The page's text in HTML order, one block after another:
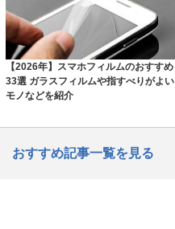
【2026年】スマホフィルムのおすすめ
33選 ガラスフィルムや指すべりがよい
モノなどを紹介
おすすめ記事一覧を見る